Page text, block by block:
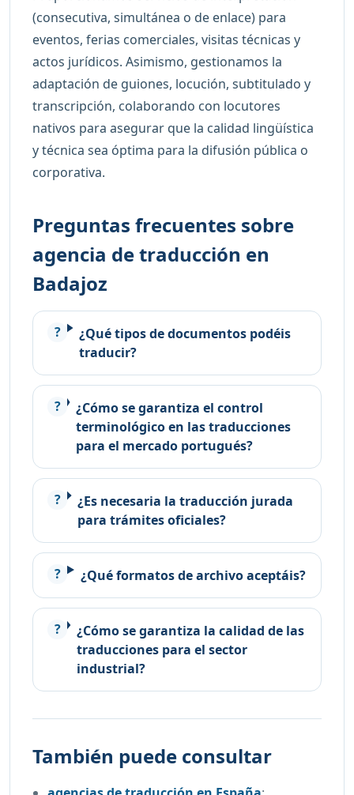
(consecutiva, simultánea o de enlace) para
eventos, ferias comerciales, visitas técnicas y
actos jurídicos. Asimismo, gestionamos la
adaptación de guiones, locución, subtitulado y
transcripción, colaborando con locutores
nativos para asegurar que la calidad lingüística
y técnica sea óptima para la difusión pública o
corporativa.
Preguntas frecuentes sobre
agencia de traducción en
Badajoz
¿Qué tipos de documentos podéis
traducir?
¿Cómo se garantiza el control
terminológico en las traducciones
para el mercado portugués?
¿Es necesaria la traducción jurada
para trámites oficiales?
¿Qué formatos de archivo aceptáis?
¿Cómo se garantiza la calidad de las
traducciones para el sector
industrial?
También puede consultar